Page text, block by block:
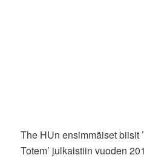
The HUn ensimmäiset biisit
Totem’ julkaistiin vuoden